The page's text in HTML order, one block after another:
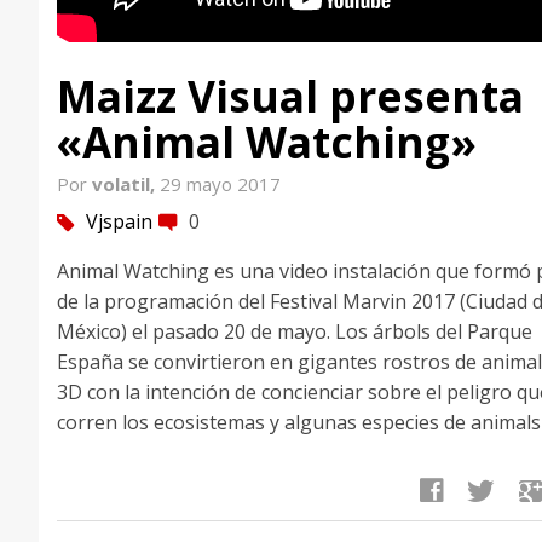
Maizz Visual presenta
«Animal Watching»
Por volatil, 29 mayo 2017
tag Vjspain comment 0
Animal Watching es una video instalación que formó
de la programación del Festival Marvin 2017 (Ciudad
México) el pasado 20 de mayo. Los árbols del Parque
España se convirtieron en gigantes rostros de
3D con la intención de concienciar sobre el peligro
corren los ecosistemas y algunas especies de
facebook twitter google